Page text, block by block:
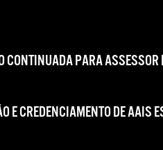
CONTINUADA PARA
E CREDENCIAMENTO DE